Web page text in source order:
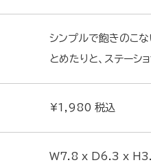
シンプルで飽きのこな
とめたりと、ステーシ
¥1,980 税込
W7.8 x D6.3 x